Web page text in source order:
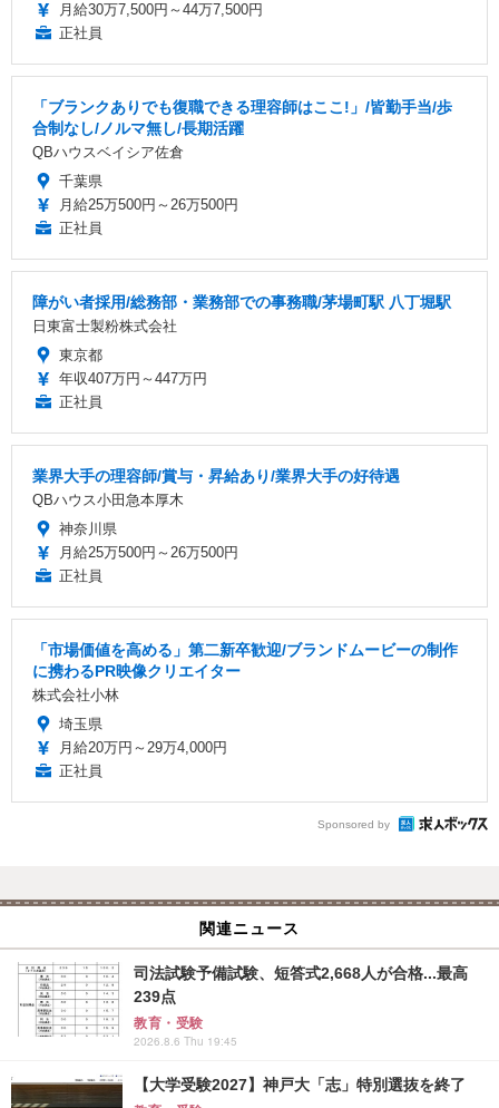
月給30万7,500円～44万7,500円
正社員
「ブランクありでも復職できる理容師はここ!」/皆勤手当/歩
合制なし/ノルマ無し/長期活躍
QBハウスベイシア佐倉
千葉県
月給25万500円～26万500円
正社員
障がい者採用/総務部・業務部での事務職/茅場町駅 八丁堀駅
日東富士製粉株式会社
東京都
年収407万円～447万円
正社員
業界大手の理容師/賞与・昇給あり/業界大手の好待遇
QBハウス小田急本厚木
神奈川県
月給25万500円～26万500円
正社員
「市場価値を高める」第二新卒歓迎/ブランドムービーの制作
に携わるPR映像クリエイター
株式会社小林
埼玉県
月給20万円～29万4,000円
正社員
Sponsored by
関連ニュース
司法試験予備試験、短答式2,668人が合格...最高
239点
教育・受験
2026.8.6 Thu 19:45
【大学受験2027】神戸大「志」特別選抜を終了